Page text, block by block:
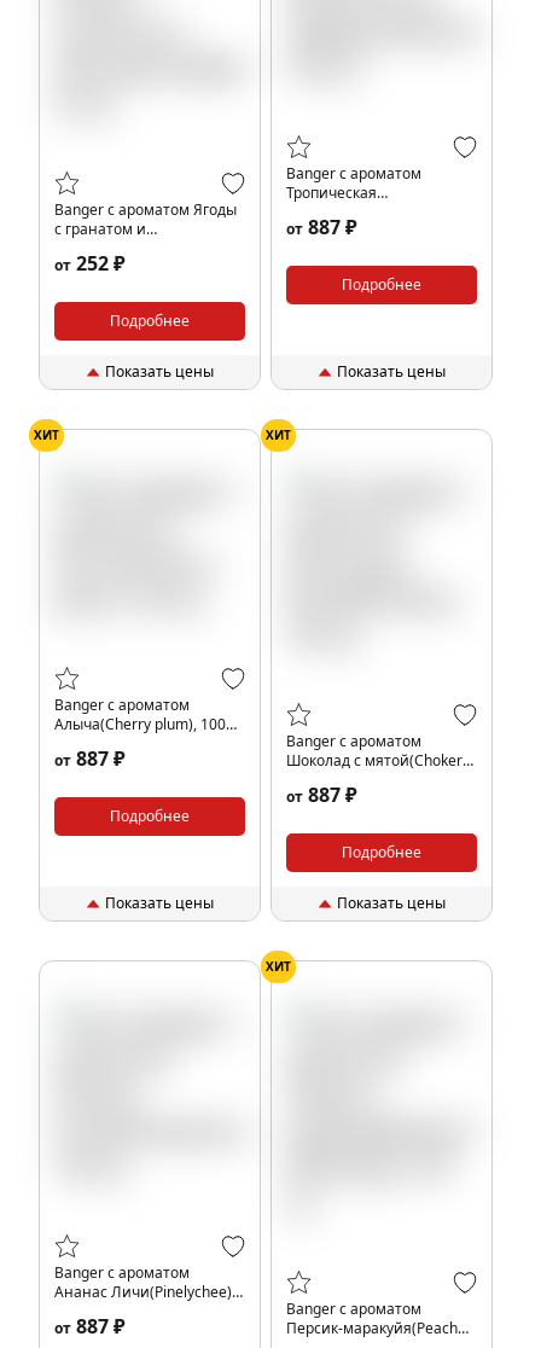
Banger с ароматом Ягоды
с гранатом и
от 252 ₽
Подробнее
Показать цены
Banger с ароматом
Тропическая
гр.
от 887 ₽
Подробнее
Показать цены
ХИТ
Banger с ароматом
Алыча(Cherry plum), 100
от 887 ₽
Подробнее
Показать цены
ХИТ
Banger с ароматом
Шоколад с мятой(Choker),
от 887 ₽
Подробнее
Показать цены
Banger с ароматом
Ананас Личи(Pinelychee),
от 887 ₽
ХИТ
Banger с ароматом
Персик-маракуйя(Peach